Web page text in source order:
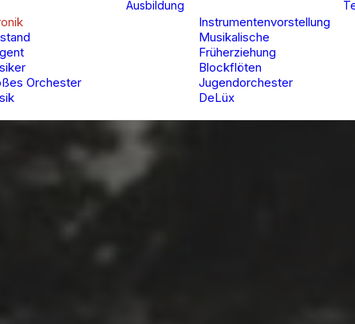
Orchester
Ausbildung
Instrumentenvorstellung
Musikalische
Früherziehung
Blockflöten
Jugendorchester
DeLüx